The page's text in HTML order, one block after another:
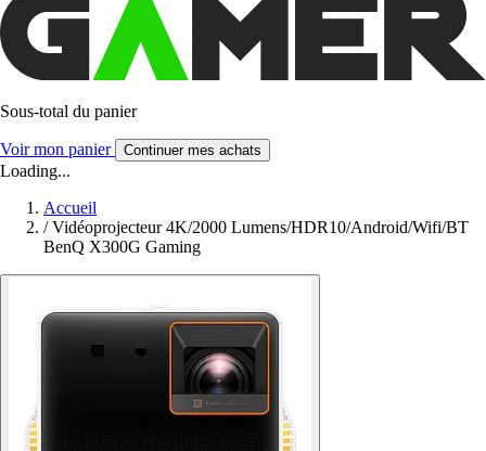
Sous-total du panier
Voir mon panier Continuer mes achats
Loading...
Accueil
/ Vidéoprojecteur 4K/2000 Lumens/HDR10/Android/Wifi/BT
BenQ X300G Gaming